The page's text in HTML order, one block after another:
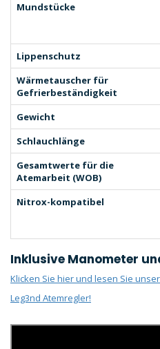
Mundstücke
Lippenschutz
Wärmetauscher für
Gefrierbeständigkeit
Gewicht
Schlauchlänge
Gesamtwerte für die
Atemarbeit (WOB)
Nitrox-kompatibel
Inklusive Manometer
Klicken Sie hier und lesen Sie
Leg3nd Atemregler!